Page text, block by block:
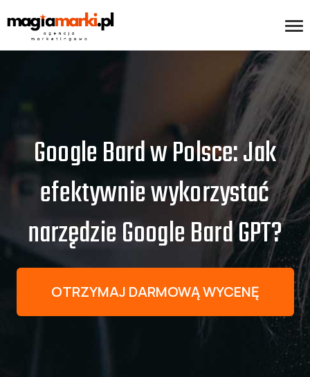
Google Bard w Polsce: Jak
efektywnie wykorzystać
narzędzie Google Bard GPT?
OTRZYMAJ DARMOWĄ WYCENĘ